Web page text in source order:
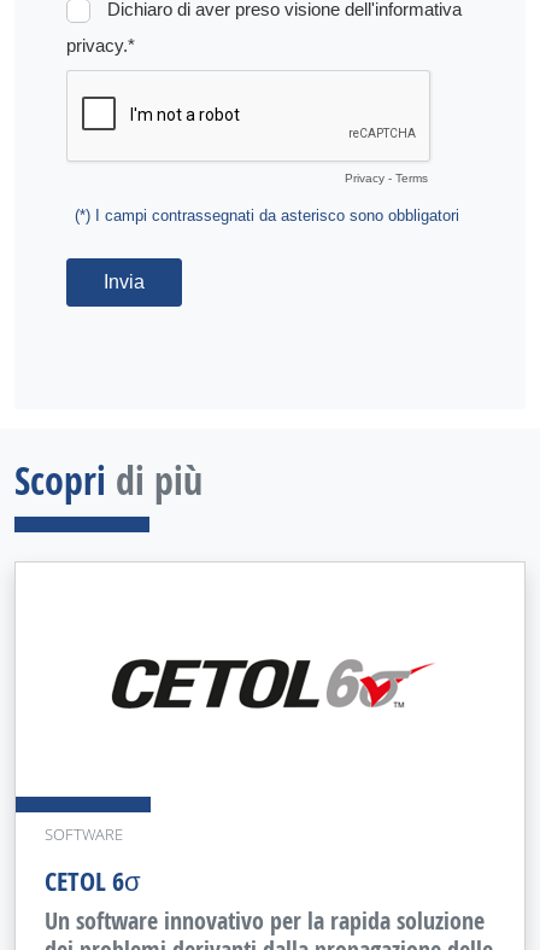
Scopri di più
SOFTWARE
CETOL 6σ
Un software innovativo per la rapida soluzione